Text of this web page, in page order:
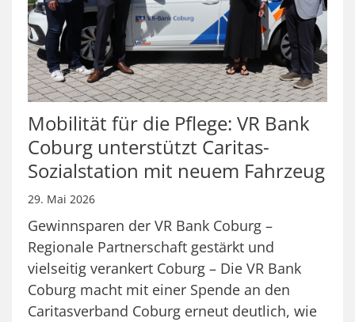
Mobilität für die Pflege: VR Bank
Coburg unterstützt Caritas-
Sozialstation mit neuem Fahrzeug
29. Mai 2026
Gewinnsparen der VR Bank Coburg –
Regionale Partnerschaft gestärkt und
vielseitig verankert Coburg – Die VR Bank
Coburg macht mit einer Spende an den
Caritasverband Coburg erneut deutlich, wie